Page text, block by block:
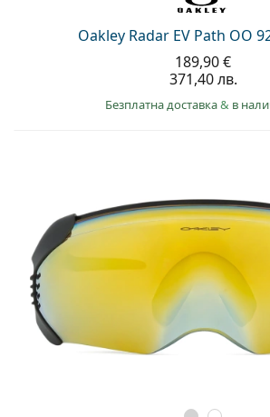
Oakley Radar EV Path OO
189,90 €
371,40 лв.
Безплатна доставка& в